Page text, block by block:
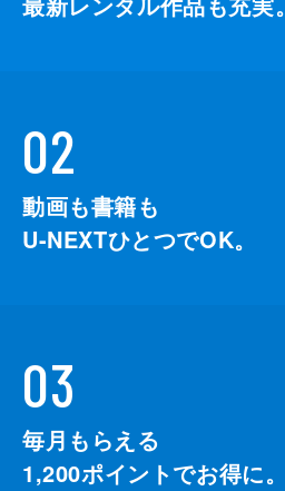
02
動画も書籍も
U-NEXTひとつでOK。
03
毎月もらえる
1,200ポイントでお得に。